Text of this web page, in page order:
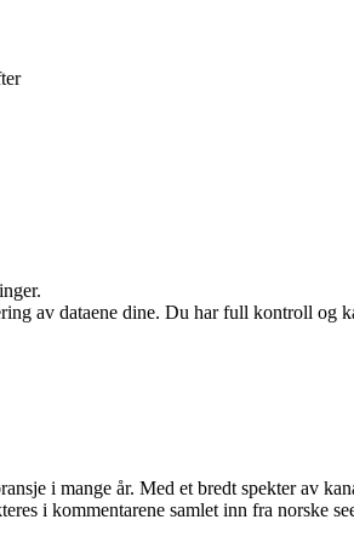
av dataene dine. Du har full kontroll og
i mange år. Med et bredt spekter av
i kommentarene samlet inn fra norske